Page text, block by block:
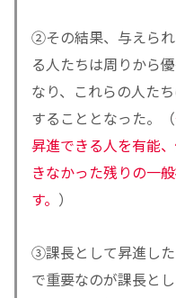
②その結果、与えら
る人たちは周りから
なり、これらの人た
することとなった。（
昇進できる人を有能
きなかった残りの一
す。 ）
③課長として昇進し
で重要なのが課長と